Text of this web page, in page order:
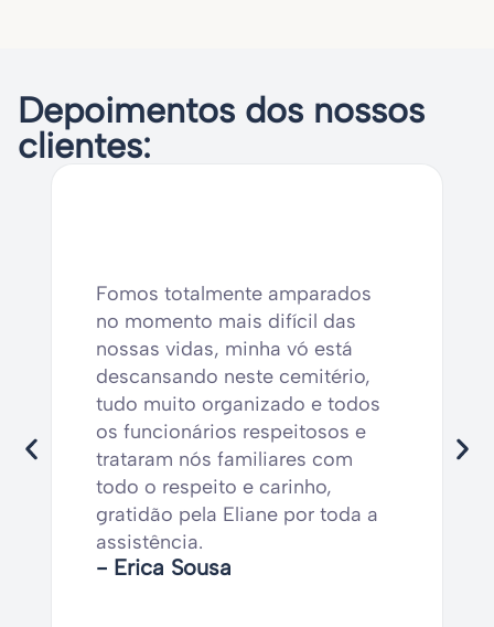
Depoimentos dos nossos
clientes:
Fomos totalmente amparados
no momento mais difícil das
nossas vidas, minha vó está
descansando neste cemitério,
tudo muito organizado e todos
os funcionários respeitosos e
trataram nós familiares com
todo o respeito e carinho,
gratidão pela Eliane por toda a
assistência.
- Erica Sousa